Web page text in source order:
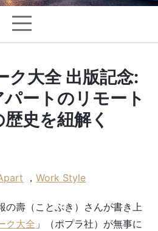
ク大全 出版記念:
ートのリモート
史を紐解く
，Work Style
の壽（ことぶき）さんが書き上
ク大全 」（ポプラ社）が無事に